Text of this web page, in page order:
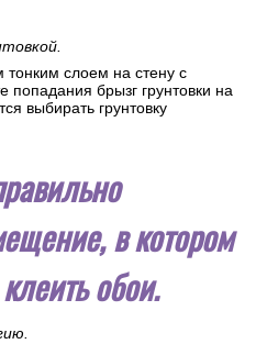
тонким слоем на стену с
брызг грунтовки на
выбирать грунтовку
в котором
обои.